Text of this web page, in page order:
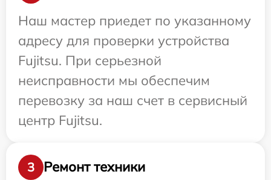
Наш мастер приедет по указанному
адресу для проверки устройства
Fujitsu. При серьезной
неисправности мы обеспечим
перевозку за наш счет в сервисный
центр Fujitsu.
3
Ремонт техники